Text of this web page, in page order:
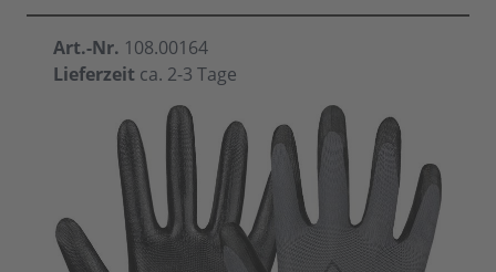
Art.-Nr. 108.00164
Lieferzeit ca. 2-3 Tage